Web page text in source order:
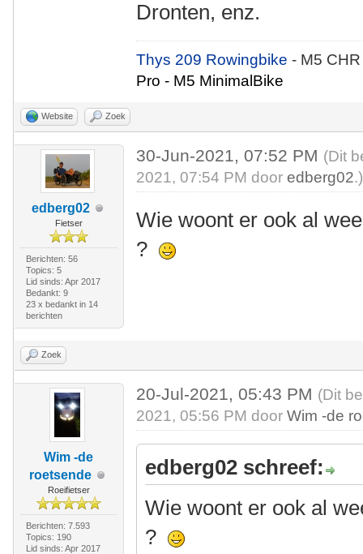
Dronten, enz.
Thys 209 Rowingbike- M5
Pro - M5 MinimalBike
Website Zoek
edberg02
Fietser
Berichten: 56
Topics: 5
Lid sinds: Apr 2017
Bedankt: 9
23 x bedankt in 14
berichten
30-Jun-2021, 07:52 PM (Dit
2021, 07:54 PM dooredberg02.)
Wie woont er ook al
?
Zoek
Wim -de
roetsende
Roeifietser
Berichten: 7.593
Topics: 190
Lid sinds: Apr 2017
20-Jul-2021, 05:43 PM (Dit
2021, 05:56 PM doorWim -de
edberg02 schreef:
Wie woont er ook al
?